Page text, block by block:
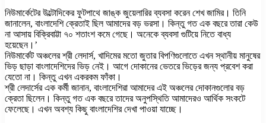
নিউমার্কেটের উল্টোদিকের ফুটপাথে জাঙ্ক জুয়েলারির ব্যবসা করেন শেখ জামির। তিনি
জানালেন, বাংলাদেশি ক্রেতাই ছিল আমাদের বড় ভরসা। কিন্তু গত এক বছরে তারা কেউ
না আসায় বিক্রিবাট্টা ৭০ শতাংশ কমে গেছে। অনেকে ব্যবসা গুটিয়ে নিতে বাধ্য
হয়েছেন।’
নিউমার্কেট অঞ্চলের শ্রী লেদার্স, খাদিমের মতো জুতার বিপণিগুলোতে এখন স্থানীয় মানুষের
ভিড় ছাড়া বাংলাদেশিদের ভিড় নেই। আগে দোকানের ভেতরে ভিড়ের জন্য প্রবেশ করা
যেতো না। কিন্তু এখন একরকম ফাঁকা।
শ্রী লেদার্সের এক কর্মী জানান, বাংলাদেশিরা আমাদের এই অঞ্চলের দোকানগুলোর বড়
ক্রেতা ছিলেন। কিন্তু গত এক বছরে তাদের অনুপস্থিতি আমাদেরও আর্থিক সংকটে
ফেলেছে। এখন অবশ্য কিছু বাংলাদেশির দেখা পাওয়া যাচ্ছে।